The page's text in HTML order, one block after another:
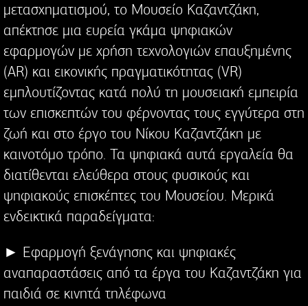
μετασχηματισμού, το Μουσείο Καζαντζάκη,
απέκτησε μια ευρεία γκάμα ψηφιακών
εφαρμογών με χρήση τεχνολογιών επαυξημένης
(AR) και εικονικής πραγματικότητας (VR)
εμπλουτίζοντας κατά πολύ τη μουσειακή εμπειρία
των επισκεπτών του φέρνοντας τους εγγύτερα στη
ζωή και στο έργο του Νίκου Καζαντζάκη με
καινοτόμο τρόπο. Τα ψηφιακά αυτά εργαλεία θα
διατίθενται ελεύθερα στους φυσικούς και
ψηφιακούς επισκέπτες του Μουσείου. Μερικά
ενδεικτικά παραδείγματα:
► Εφαρμογή ξενάγησης και ψηφιακές
αναπαραστάσεις από τα έργα του Καζαντζάκη για
παιδιά σε κινητά τηλέφωνα